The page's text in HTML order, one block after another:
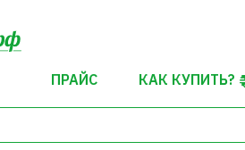
ПРАЙС КАК КУПИТЬ?